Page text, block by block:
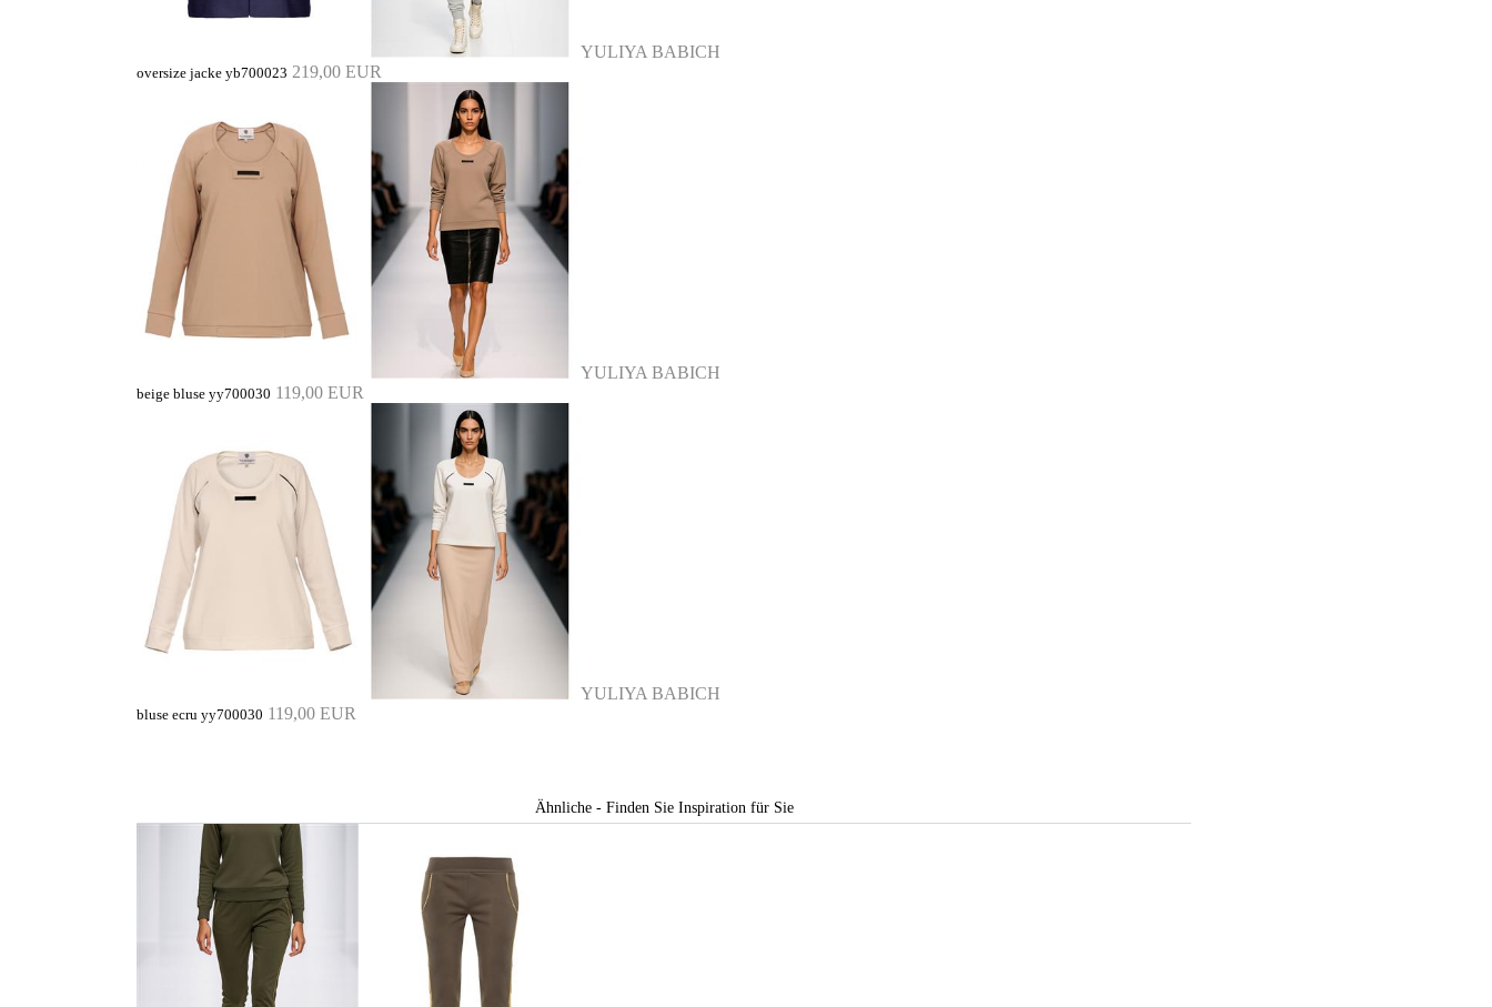
YULIYA BABICH
oversize jacke yb700023 219,00 EUR
YULIYA BABICH
beige bluse yy700030 119,00 EUR
YULIYA BABICH
bluse ecru yy700030 119,00 EUR
Ähnliche - Finden Sie Inspiration für Sie